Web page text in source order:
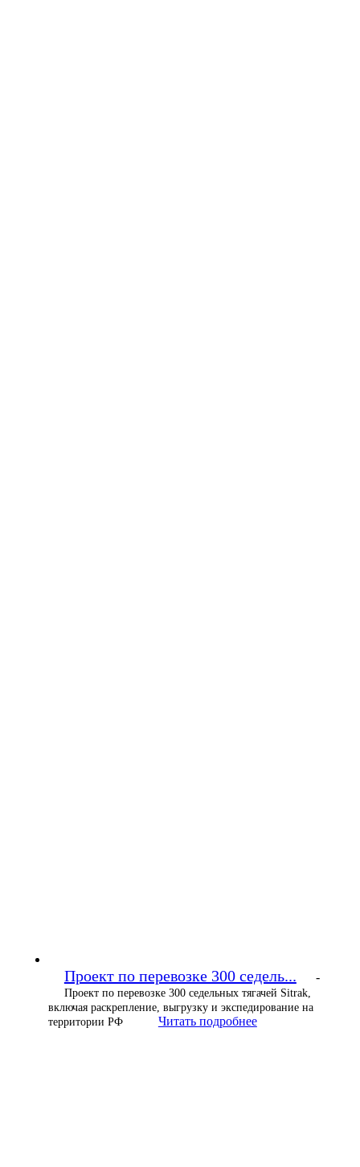
Проект по перевозке 300 седель... -
Проект по перевозке 300 седельных тягачей Sitrak,
включая раскрепление, выгрузку и экспедирование на
территории РФ
Читать подробнее